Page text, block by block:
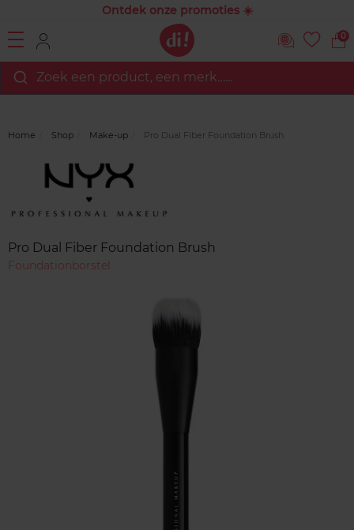
Ontdek onze promoties ☀️
0
Zoek een product, een merk…...
Home Shop Make-up Pro Dual Fiber Foundation Brush
Pro Dual Fiber Foundation Brush
Foundationborstel